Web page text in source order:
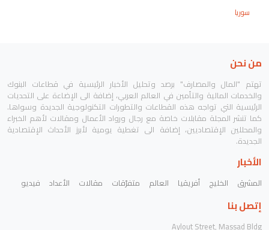
سوريا
من نحن
تهتم "المال والمصارف" برصد وتحليل الأخبار الرئيسية في قطاعات البنوك
والخدمات المالية والتأمين في العالم العربي، إضافة الى الإضاءة على التحديات
الرئيسية التي تواجه هذه القطاعات والتطورات التكنولوجية الجديدة وسواها.
كما تنشر المجلة مقابلات خاصة مع رجال ورواد الأعمال ومقالات لأهم الخبراء
والمحللين الإقتصاديين، إضافة الى تغطية يومية لأبرز الأحداث الإقتصادية
الجديدة.
الأخبار
المشرق الخليج أفريقيا العالم متفرّقات مقالات الأعداد فيديو
إتصل بنا
Aylout Street, Massad Bldg